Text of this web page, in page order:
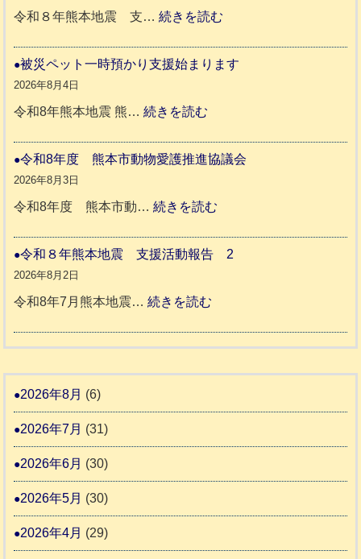
ト
人
ホ
日
記
令和８年熊本地震 支…続きを読む
和
本
支
報
3
被災ペット一時預かり支援始まります
2026年8月4日
令和8年熊本地震 熊…続きを読む
災
ッ
一
り
り
令和8年度 熊本市動物愛護推進協議会
2026年8月3日
令和8年度 熊本市動…続きを読む
和
市
令和８年熊本地震 支援活動報告 2
2026年8月2日
令和8年7月熊本地震…続きを読む
和
熊
震
援
2026年8月 (6)
2026年7月 (31)
2026年6月 (30)
2026年5月 (30)
2026年4月 (29)